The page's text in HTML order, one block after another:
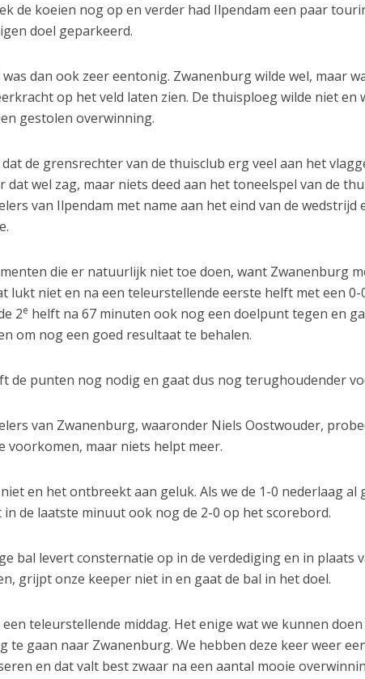
de koeien nog op en verder had Ilpendam een paar
doel geparkeerd.
dan ook zeer eentonig. Zwanenburg wilde wel, maar
op het veld laten zien. De thuisploeg wilde niet en
gestolen overwinning.
de grensrechter van de thuisclub erg veel aan het
dat wel zag, maar niets deed aan het toneelspel van de
van Ilpendam met name aan het eind van de wedstrijd
die er natuurlijk niet toe doen, want Zwanenburg
lukt niet en na een teleurstellende eerste helft met een 0-
2e helft na 67 minuten ook nog een doelpunt tegen en
om nog een goed resultaat te behalen.
de punten nog nodig en gaat dus nog terughoudender
van Zwanenburg, waaronder Niels Oostwouder,
voorkomen, maar niets helpt meer.
en het ontbreekt aan geluk. Als we de 1-0 nederlaag al
de laatste minuut ook nog de 2-0 op het scorebord.
bal levert consternatie op in de verdediging en in plaats
grijpt onze keeper niet in en gaat de bal in het doel.
een teleurstellende middag. Het enige wat we kunnen
te gaan naar Zwanenburg. We hebben deze keer weer
en dat valt best zwaar na een aantal mooie